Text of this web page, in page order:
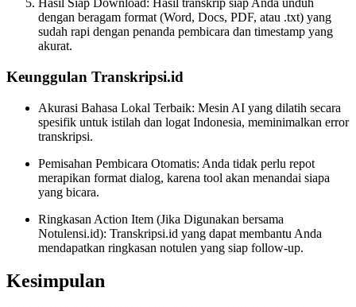
Hasil Siap Download: Hasil transkrip siap Anda unduh
dengan beragam format (Word, Docs, PDF, atau .txt) yang
sudah rapi dengan penanda pembicara dan timestamp yang
akurat.
Keunggulan Transkripsi.id
Akurasi Bahasa Lokal Terbaik: Mesin AI yang dilatih secara
spesifik untuk istilah dan logat Indonesia, meminimalkan error
transkripsi.
Pemisahan Pembicara Otomatis: Anda tidak perlu repot
merapikan format dialog, karena tool akan menandai siapa
yang bicara.
Ringkasan Action Item (Jika Digunakan bersama
Notulensi.id): Transkripsi.id yang dapat membantu Anda
mendapatkan ringkasan notulen yang siap follow-up.
Kesimpulan